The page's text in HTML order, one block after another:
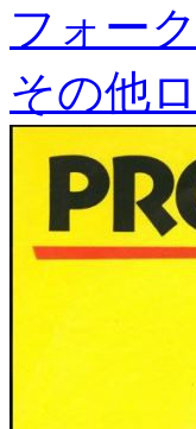
フォー
その他